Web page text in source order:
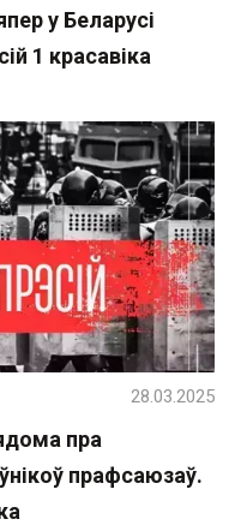
у Беларусі
1 красавіка
пра
прафсаюзаў.
28.03.2025